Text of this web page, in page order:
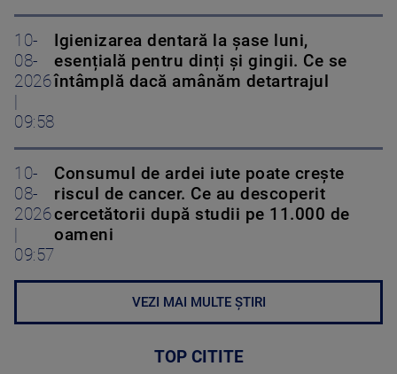
10-
08-
2026
|
09:58
Igienizarea dentară la șase luni,
esențială pentru dinți și gingii. Ce se
întâmplă dacă amânăm detartrajul
10-
08-
2026
|
09:57
Consumul de ardei iute poate crește
riscul de cancer. Ce au descoperit
cercetătorii după studii pe 11.000 de
oameni
VEZI MAI MULTE ȘTIRI
TOP CITITE